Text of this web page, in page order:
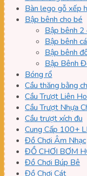
Bàn lego gỗ xếp
Bập bênh cho bé
Bập bênh 2
Bập bênh
Bập bênh
Bập Bênh
Bóng rổ
Cầu thăng bằng
Cầu Trượt Liên
Cầu Trượt Nhựa
Cầu trượt xích đu
Cung Cấp 100+
Đồ Chơi Âm Nhạc
ĐỒ CHƠI BƠM
Đồ Chơi Búp Bê
Đồ Chơi Cát